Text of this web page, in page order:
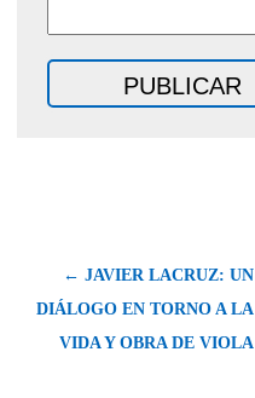
← JAVIER LACRUZ: UN
DIÁLOGO EN TORNO A LA
VIDA Y OBRA DE VIOLA